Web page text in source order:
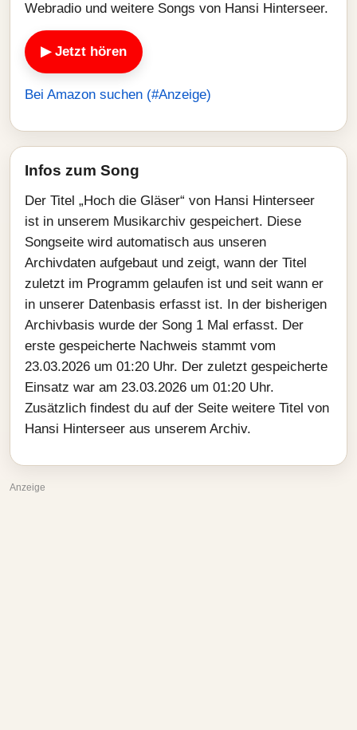
Webradio und weitere Songs von Hansi Hinterseer.
▶ Jetzt hören
Bei Amazon suchen (#Anzeige)
Infos zum Song
Der Titel „Hoch die Gläser“ von Hansi Hinterseer
ist in unserem Musikarchiv gespeichert. Diese
Songseite wird automatisch aus unseren
Archivdaten aufgebaut und zeigt, wann der Titel
zuletzt im Programm gelaufen ist und seit wann er
in unserer Datenbasis erfasst ist. In der bisherigen
Archivbasis wurde der Song 1 Mal erfasst. Der
erste gespeicherte Nachweis stammt vom
23.03.2026 um 01:20 Uhr. Der zuletzt gespeicherte
Einsatz war am 23.03.2026 um 01:20 Uhr.
Zusätzlich findest du auf der Seite weitere Titel von
Hansi Hinterseer aus unserem Archiv.
Anzeige